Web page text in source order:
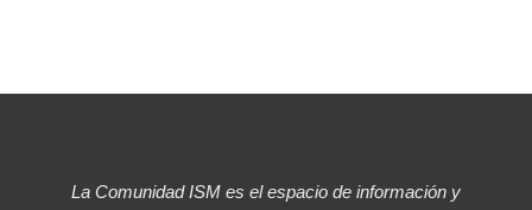
La Comunidad ISM es el espacio de información y